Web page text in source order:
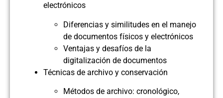
electrónicos
Diferencias y similitudes en el manejo
de documentos físicos y electrónicos
Ventajas y desafíos de la
digitalización de documentos
Técnicas de archivo y conservación
Métodos de archivo: cronológico,